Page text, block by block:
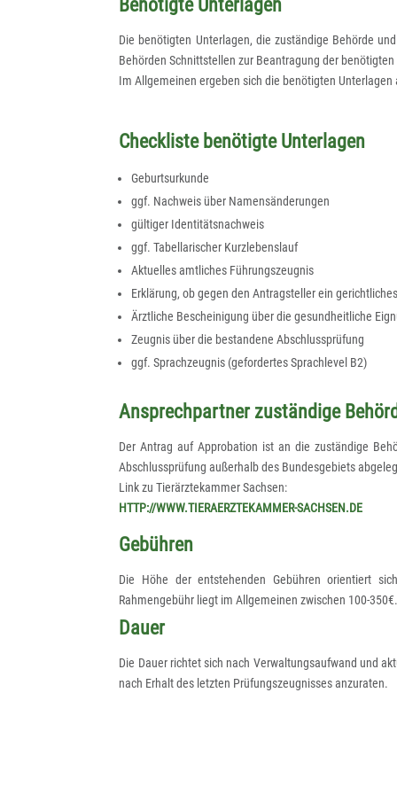
Benötigte Unterlagen
Die benötigten Unterlagen, die zuständige Behörde
Behörden Schnittstellen zur Beantragung der
Im Allgemeinen ergeben sich die benötigten
Checkliste benötigte Unterlagen
Geburtsurkunde
ggf. Nachweis über Namensänderungen
gültiger Identitätsnachweis
ggf. Tabellarischer Kurzlebenslauf
Aktuelles amtliches Führungszeugnis
Erklärung, ob gegen den Antragsteller ein
Ärztliche Bescheinigung über die gesundheitliche
Zeugnis über die bestandene Abschlussprüfung
ggf. Sprachzeugnis (gefordertes Sprachlevel B2)
Ansprechpartner zuständige
Der Antrag auf Approbation ist an die zuständige
Abschlussprüfung außerhalb des Bundesgebiets
Link zu Tierärztekammer Sachsen:
HTTP://WWW.TIERAERZTEKAMMER-SACHSEN.DE
Gebühren
Die Höhe der entstehenden Gebühren orientiert
Rahmengebühr liegt im Allgemeinen zwischen 100-
Dauer
Die Dauer richtet sich nach Verwaltungsaufwand und
nach Erhalt des letzten Prüfungszeugnisses anzuraten.